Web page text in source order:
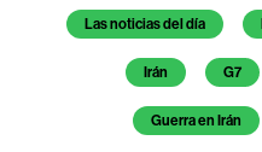
Temas de este artículo
Las noticias del día
Irán G7
Guerra en Irán